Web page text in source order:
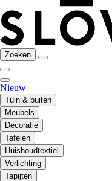
Zoeken
Nieuw
Tuin & buiten
Meubels
Decoratie
Tafelen
Huishoudtextiel
Verlichting
Tapijten